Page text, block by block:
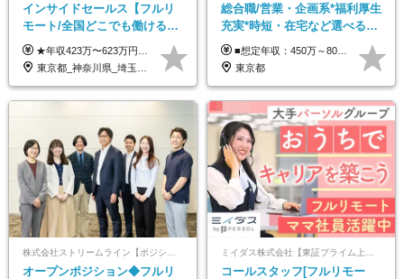
インサイドセールス【フルリ
モート/全国どこでも働ける】
未経験OK*土日祝休み*残業少
なめ*在宅勤務手当あり
★年収423万〜623万円のモデルあり（想定時間外手当10時間分含む） ★半年に一度ドカンと支給のボーナスあり（半年に1度最大150万円） 月給25万円〜＋各種手当＋インセンティブ ＊リモートワーク手当（4000円/月） ＊リモートワーク一時金（1万5000円） ＊残業手当全額支給 ※経験・スキルにより月給を決定します ※試用期間：2ヵ月あり。期間中の雇用形態・給与・待遇に変更はありません 《頑張りはインセンティブとして還元！》 当社は5段階の評価制度を導入。 半期に1回の評価で最高ランク（5点）を獲得したメンバーには、 150万円のインセンティブを支給！ これが半年に一度のインセンティブとして支給されるため、 成果を出した分だけまとまった収入を得られる仕組みです。 【固定残業代について】 なし（残業代は、実際の労働時間に応じて別途全額支給）
東京都_神奈川県_埼玉県_千葉県_大阪府_愛知県_北海道_青森県_岩手県_宮城県_秋田県_山形県_福島県_茨城県_栃木県_群馬県_新潟県_山梨県_長野県_富山県_石川県_福井県_静岡県_岐阜県_三重県_兵庫県_京都府_滋賀県_奈良県_和歌山県_広島県_岡山県_鳥取県_島根県_山口県_徳島県_香川県_愛媛県_高知県_福岡県_熊本県_佐賀県_長崎県_大分県_宮崎県_鹿児島県_沖縄県
総合職/営業・企画系*福利厚生
充実*時短・在宅など選べる働
き方*賞与年2回
■想定年収：450万～800万円（基本給12ヶ月分＋賞与2ヶ月分） ※上記想定年収はフルタイムの働き方を想定しています。 それ以外の働き方（勤務日数、時短、固定残業時間数の変更など）の場合 上記想定年収の支給を確約するものではありません ※賞与は全社の業績に応じて変動の可能性があります ※ご経験・スキルを考慮のうえ、当社規定により優遇します （試用期間3ヶ月有/給与・待遇に差異なし） ■昇給年1回 ■賞与年2回（2月・8月）
東京都
オープンポジション◆フルリ
コールスタッフ[フルリモー